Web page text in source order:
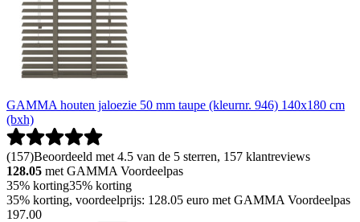
GAMMA houten jaloezie 50 mm taupe (kleurnr. 946) 140x180 cm
(bxh)
(157)Beoordeeld met 4.5 van de 5 sterren, 157 klantreviews
128.05 met GAMMA Voordeelpas
35% korting35% korting
35% korting, voordeelprijs: 128.05 euro met GAMMA Voordeelpas
197.00